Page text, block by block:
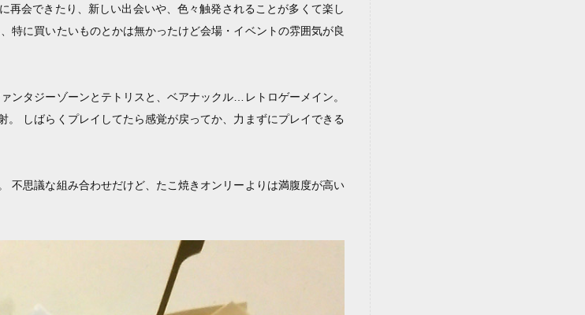
再会できたり、新しい出会いや、色々触発されることが多くて楽し
特に買いたいものとかは無かったけど会場・イベントの雰囲気が良
ンタジーゾーンとテトリスと、ベアナックル…レトロゲーメイン。
。 しばらくプレイしてたら感覚が戻ってか、力まずにプレイできる
不思議な組み合わせだけど、たこ焼きオンリーよりは満腹度が高い